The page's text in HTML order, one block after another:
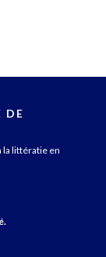
DE
la littératie en